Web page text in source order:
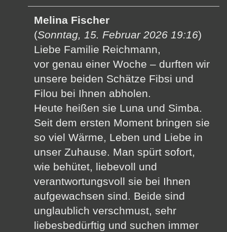
Melina Fischer
(Sonntag, 15. Februar 2026 19:16)
Liebe Familie Reichmann,
vor genau einer Woche – durften wir
unsere beiden Schätze Fibsi und
Filou bei Ihnen abholen.
Heute heißen sie Luna und Simba.
Seit dem ersten Moment bringen sie
so viel Wärme, Leben und Liebe in
unser Zuhause. Man spürt sofort,
wie behütet, liebevoll und
verantwortungsvoll sie bei Ihnen
aufgewachsen sind. Beide sind
unglaublich verschmust, sehr
liebesbedürftig und suchen immer